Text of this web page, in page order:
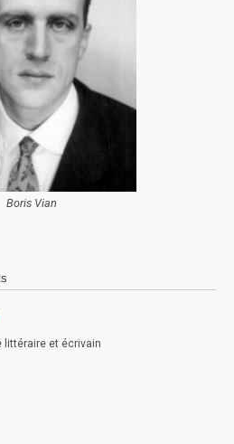
Boris Vian
littéraire et écrivain